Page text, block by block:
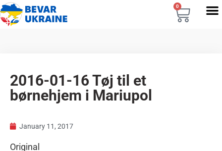
0
2016-01-16 Tøj til et
børnehjem i Mariupol
January 11, 2017
Original